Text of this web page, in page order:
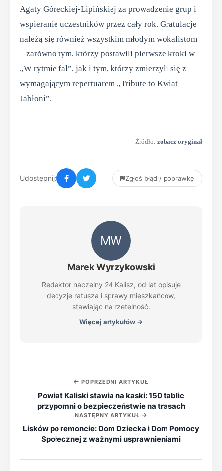
Agaty Góreckiej-Lipińskiej za prowadzenie grup i
wspieranie uczestników przez cały rok. Gratulacje
należą się również wszystkim młodym wokalistom
– zarówno tym, którzy postawili pierwsze kroki w
„W rytmie fal”, jak i tym, którzy zmierzyli się z
wymagającym repertuarem „Tribute to Kwiat
Jabłoni”.
Źródło: zobacz oryginał
Udostępnij: Zgłoś błąd / poprawkę
MW
Marek Wyrzykowski
Redaktor naczelny 24 Kalisz, od lat opisuje
decyzje ratusza i sprawy mieszkańców,
stawiając na rzetelność.
Więcej artykułów →
POPRZEDNI ARTYKUŁ
Powiat Kaliski stawia na kaski: 150 tablic
przypomni o bezpieczeństwie na trasach
NASTĘPNY ARTYKUŁ
Lisków po remoncie: Dom Dziecka i Dom Pomocy
Społecznej z ważnymi usprawnieniami